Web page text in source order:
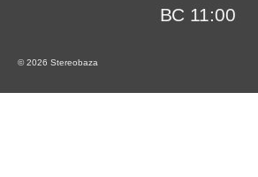
ВС 11:00
© 2026 Stereobaza